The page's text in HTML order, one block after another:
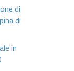
di
di
in